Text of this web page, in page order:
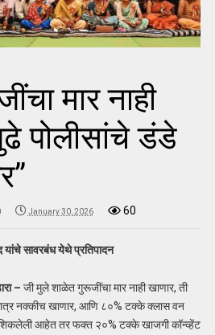
मार नाही
पोलीसांचे डंडे
January 30, 2026 60
सावरबंध येथे प्रतिपादन
– जी मुले शाळेत गुरूजींचा मार नाही खाणार, ती
नक्कीच खाणार, आणि ८०% टक्के क्लास वन
शिकलेली आहेत तर फक्त २०% टक्के खाजगी कॉन्व्हेंट